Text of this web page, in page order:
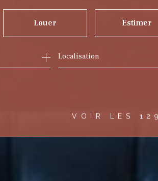
Louer
à l'année
Estimer
VOIR LES 129